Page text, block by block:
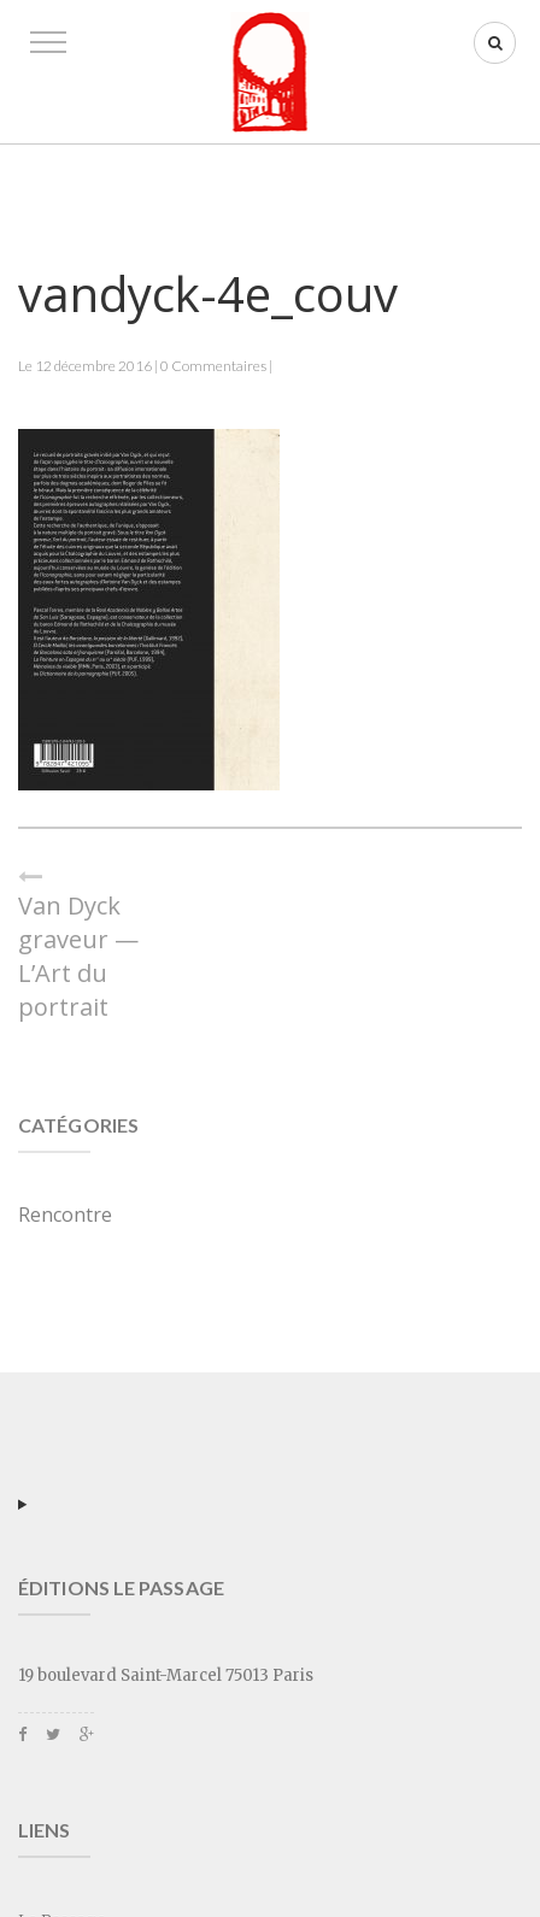
vandyck-4e_couv
Le 12 décembre 2016 | 0 Commentaires |
Van Dyck
graveur —
L’Art du
portrait
CATÉGORIES
Rencontre
ÉDITIONS LE PASSAGE
19 boulevard Saint-Marcel 75013 Paris
LIENS